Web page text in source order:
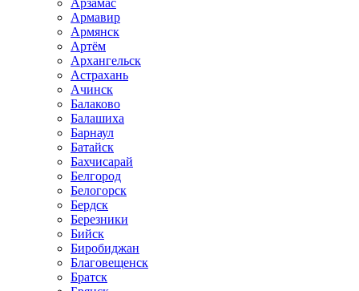
Арзамас
Армавир
Армянск
Артём
Архангельск
Астрахань
Ачинск
Балаково
Балашиха
Барнаул
Батайск
Бахчисарай
Белгород
Белогорск
Бердск
Березники
Бийск
Биробиджан
Благовещенск
Братск